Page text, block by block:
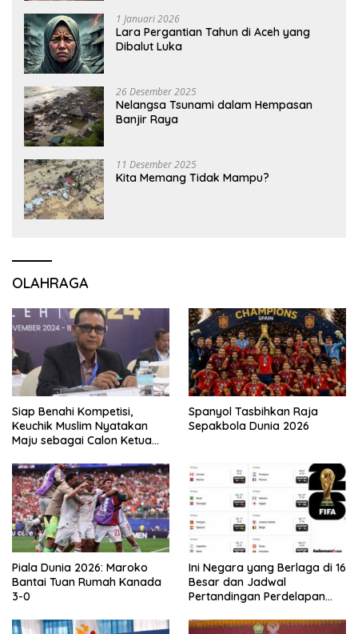
1 Januari 2026
Lara Pergantian Tahun di Aceh yang
Dibalut Luka
26 Desember 2025
Nelangsa Tsunami dalam Hempasan
Banjir Raya
11 Desember 2025
Kita Memang Tidak Mampu?
OLAHRAGA
Siap Benahi Kompetisi,
Keuchik Muslim Nyatakan
Maju sebagai Calon Ketua
Spanyol Tasbihkan Raja
Sepakbola Dunia 2026
Piala Dunia 2026: Maroko
Bantai Tuan Rumah Kanada
3-0
Ini Negara yang Berlaga di 16
Besar dan Jadwal
Pertandingan Perdelapan